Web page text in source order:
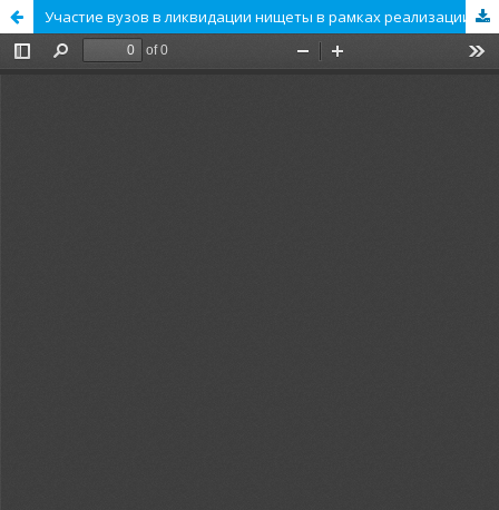
Участие вузов в ликвидации нищеты в рамках реализации целей устойчивого развития